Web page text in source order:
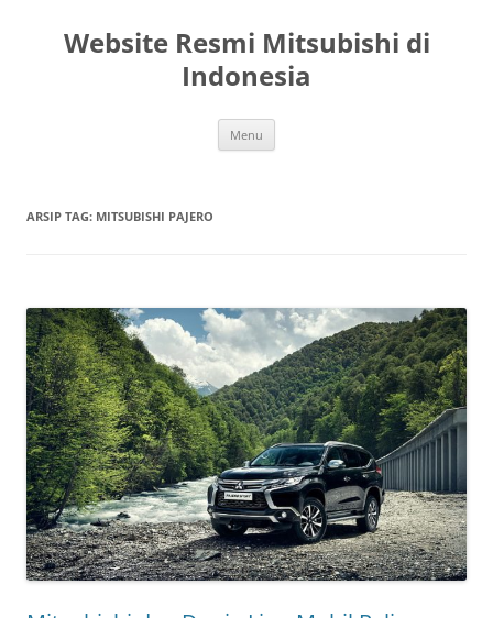
Website Resmi Mitsubishi di
Indonesia
Menu
ARSIP TAG: MITSUBISHI PAJERO